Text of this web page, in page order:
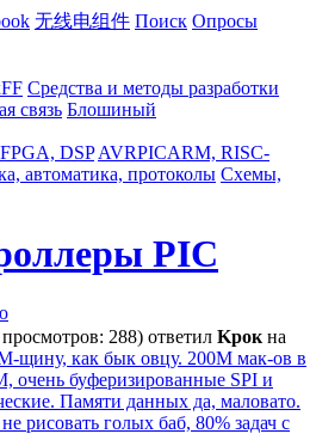
无线电组件 Поиск Опросы
Средства и методы разработки
связь Блошиный
DSP AVRPICARM, RISC-
автоматика, протоколы Схемы,
PIC
288) ответил Kpoк на
щину, как бык овцу. 200М мак-ов в
буферизированные SPI и
Памяти данных да, маловато.
рисовать голых баб, 80% задач с